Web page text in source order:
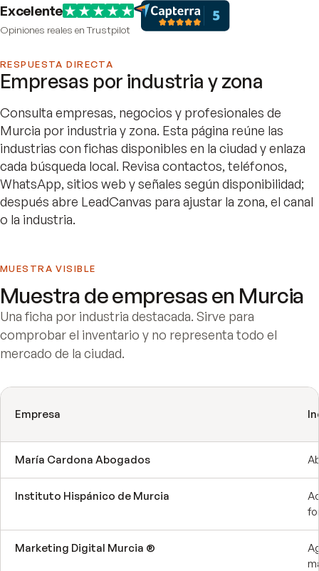
Excelente
Opiniones reales en Trustpilot
RESPUESTA DIRECTA
Empresas por industria y zona
Consulta empresas, negocios y profesionales de
Murcia por industria y zona. Esta página reúne las
industrias con fichas disponibles en la ciudad y enlaza
cada búsqueda local. Revisa contactos, teléfonos,
WhatsApp, sitios web y señales según disponibilidad;
después abre LeadCanvas para ajustar la zona, el canal
o la industria.
MUESTRA VISIBLE
Muestra de empresas en Murcia
Una ficha por industria destacada. Sirve para
comprobar el inventario y no representa todo el
mercado de la ciudad.
Empresa
María Cardona Abogados
Instituto Hispánico de Murcia
Marketing Digital Murcia ®